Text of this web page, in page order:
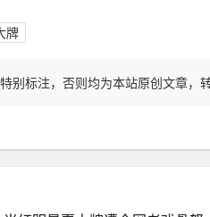
牌
别标注，否则均为本站原创文章，